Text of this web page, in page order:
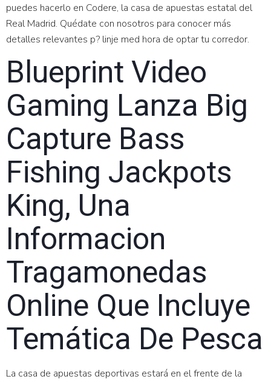
puedes hacerlo en Codere, la casa de apuestas estatal del
Real Madrid. Quédate con nosotros para conocer más
detalles relevantes p? linje med hora de optar tu corredor.
Blueprint Video
Gaming Lanza Big
Capture Bass
Fishing Jackpots
King, Una
Informacion
Tragamonedas
Online Que Incluye
Temática De Pesca
La casa de apuestas deportivas estará en el frente de la